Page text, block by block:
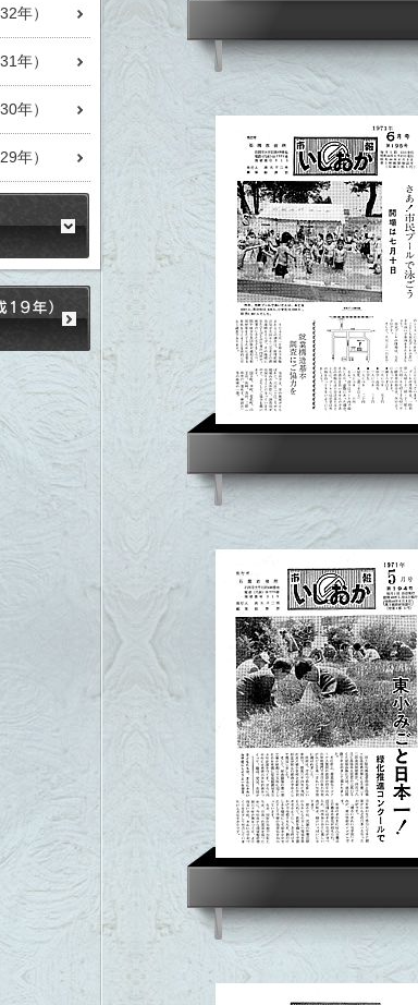
年）
年）
年）
年）
2007年（平成19年）以降はこちら